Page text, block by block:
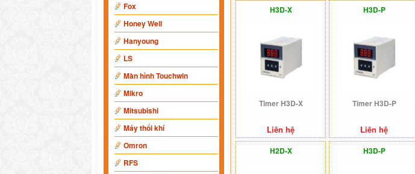
Fox
Honey Well
Hanyoung
LS
Màn hình Touchwin
Mikro
Mitsubishi
Máy thổi khí
Omron
RFS
H3D-X
Timer H3D-X
Liên hệ
H3D-P
Timer H3D-P
Liên hệ
H2D-X H3D-P